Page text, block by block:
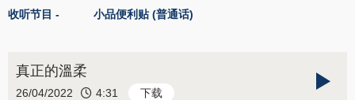
收听节目 - 小品便利贴 (普通话)
真正的溫柔
26/04/2022 4:31 下载